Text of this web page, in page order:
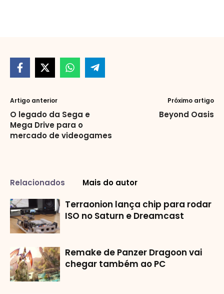
Artigo anterior
O legado da Sega e
Mega Drive para o
mercado de videogames
Próximo artigo
Beyond Oasis
Relacionados Mais do autor
Terraonion lança chip para rodar
ISO no Saturn e Dreamcast
Remake de Panzer Dragoon vai
chegar também ao PC